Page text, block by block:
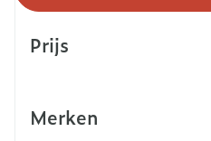
Prijs
Merken